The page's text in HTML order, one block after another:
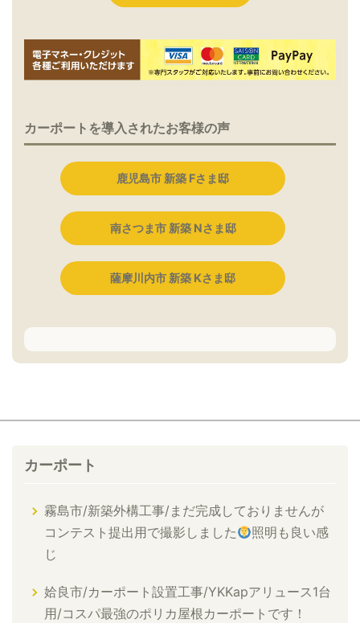
カーポートを導入されたお客様の声
鹿児島市 新築 Fさま邸
南さつま市 新築 Nさま邸
薩摩川内市 新築 Kさま邸
カーポート
霧島市/新築外構工事/まだ完成しておりませんが
コンテスト提出用で撮影しました
照明も良い感
じ
姶良市/カーポート設置工事/YKKapアリュース1台
用/コスパ最強のポリカ屋根カーポートです！